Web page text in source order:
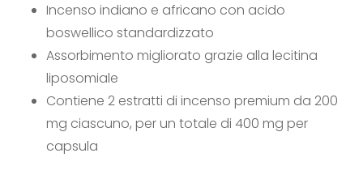
Incenso indiano e africano con acido
boswellico standardizzato
Assorbimento migliorato grazie alla lecitina
liposomiale
Contiene 2 estratti di incenso premium da 200
mg ciascuno, per un totale di 400 mg per
capsula